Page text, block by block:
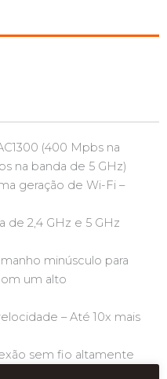
(400 Mpbs na
na banda de 5 GHz)
geração de Wi-Fi –
de 2,4 GHz e 5 GHz
minúsculo para
um alto
– Até 10x mais
sem fio altamente